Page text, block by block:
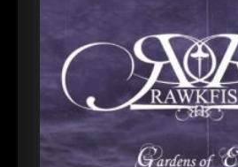
►
►
►
►